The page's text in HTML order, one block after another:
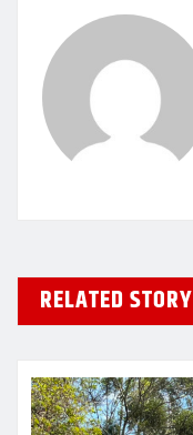
RELATED STORY